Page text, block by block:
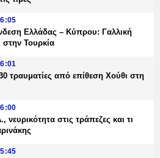
Ελλάδας – Κύπρου: Γαλλική
στην Τουρκία
τραυματίες από επίθεση Χούθι στη
στις τράπεζες και τι